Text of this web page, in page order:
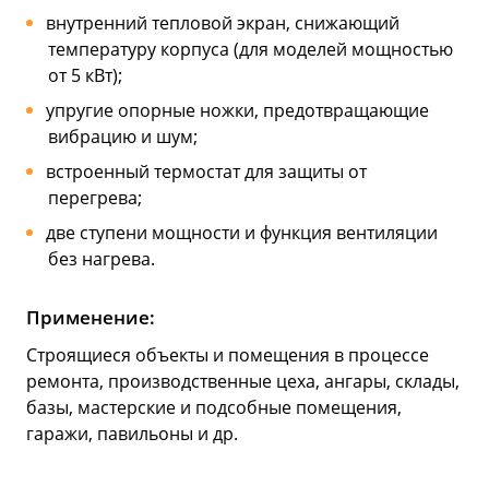
внутренний тепловой экран, снижающий
температуру корпуса (для моделей мощностью
от 5 кВт);
упругие опорные ножки, предотвращающие
вибрацию и шум;
встроенный термостат для защиты от
перегрева;
две ступени мощности и функция вентиляции
без нагрева.
Применение:
Строящиеся объекты и помещения в процессе
ремонта, производственные цеха, ангары, склады,
базы, мастерские и подсобные помещения,
гаражи, павильоны и др.